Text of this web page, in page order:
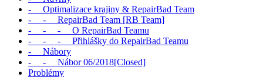
- Optimalizace krajiny & RepairBad Team
- - RepairBad Team [RB Team]
- - - O RepairBad Teamu
- - - Přihlášky do RepairBad Teamu
- Nábory
- - Nábor 06/2018[Closed]
Problémy